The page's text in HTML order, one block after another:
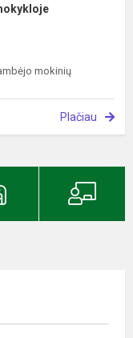
mokinių
Plačiau